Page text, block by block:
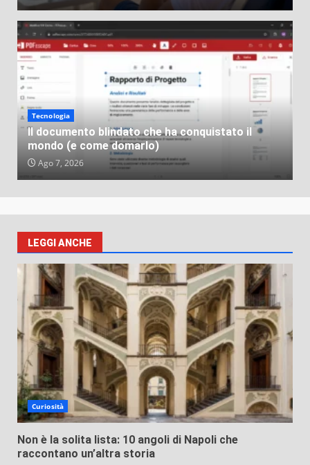
Tecnologia
Il documento blindato che ha conquistato il
mondo (e come domarlo)
Ago 7, 2026
LEGGI ANCHE
Curiosità
Non è la solita lista: 10 angoli di Napoli che
raccontano un’altra storia